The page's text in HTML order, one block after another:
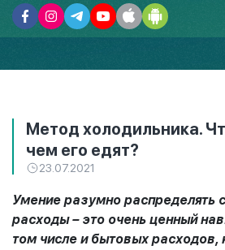
Метод холодильника.
чем его едят?
23.07.2021
Умение разумно распределять
расходы – это очень ценный
том числе и бытовых расходов,